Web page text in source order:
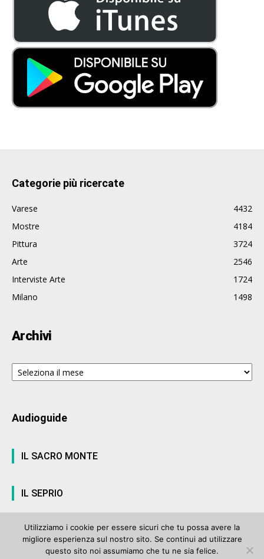
Categorie più ricercate
Varese
4432
Mostre
4184
Pittura
3724
Arte
2546
Interviste Arte
1724
Milano
1498
Archivi
Archivi
Audioguide
IL SACRO MONTE
IL SEPRIO
© ArteVarese.com by Wtv S.r.l.- © 2007 - P.I. 03063680122 Iscrizione n°
Utilizziamo i cookie per essere sicuri che tu possa avere la
migliore esperienza sul nostro sito. Se continui ad utilizzare
questo sito noi assumiamo che tu ne sia felice.